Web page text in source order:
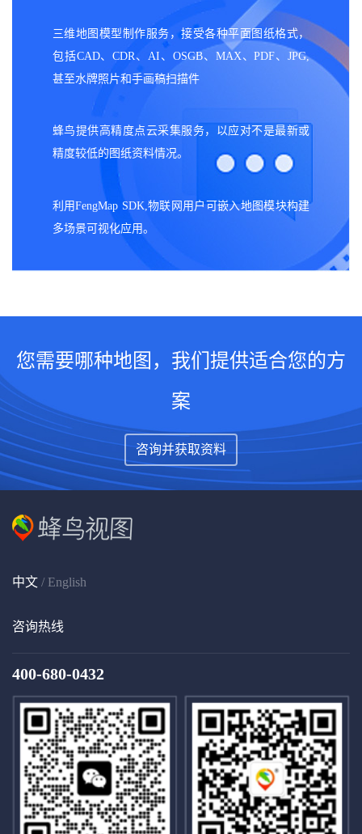
三维地图模型制作服务，接受各种平面图纸格式，
包括CAD、CDR、AI、OSGB、MAX、PDF、JPG,
甚至水牌照片和手画稿扫描件
蜂鸟提供高精度点云采集服务，以应对不是最新或
精度较低的图纸资料情况。
利用FengMap SDK,物联网用户可嵌入地图模块构建
多场景可视化应用。
您需要哪种地图，我们提供适合您的方
案
咨询并获取资料
中文 / English
咨询热线
400-680-0432